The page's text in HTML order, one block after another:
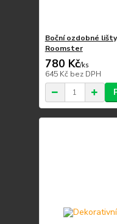
Boční ozdobné
Roomster
780 Kč/ks
645 Kč bez DPH